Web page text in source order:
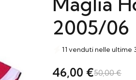
2005/06
11 venduti nelle ultime
46,00 €50,00€